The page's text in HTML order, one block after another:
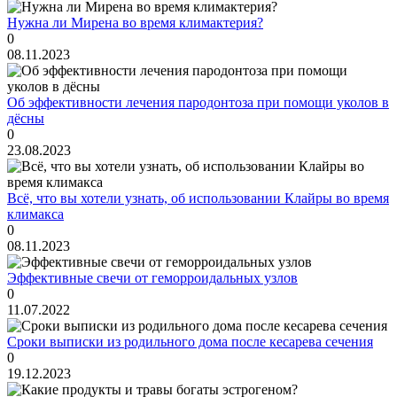
Нужна ли Мирена во время климактерия?
0
08.11.2023
Об эффективности лечения пародонтоза при помощи уколов в
дёсны
0
23.08.2023
Всё, что вы хотели узнать, об использовании Клайры во время
климакса
0
08.11.2023
Эффективные свечи от геморроидальных узлов
0
11.07.2022
Сроки выписки из родильного дома после кесарева сечения
0
19.12.2023